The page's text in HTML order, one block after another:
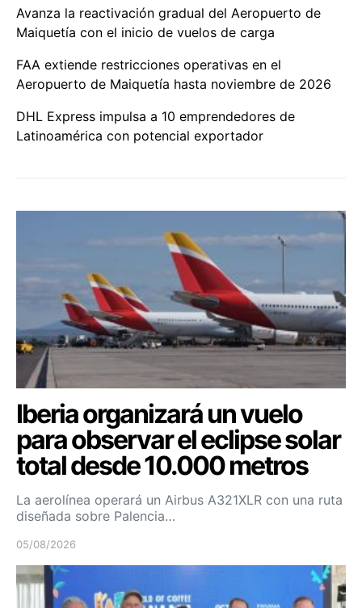
Avanza la reactivación gradual del Aeropuerto de
Maiquetía con el inicio de vuelos de carga
FAA extiende restricciones operativas en el
Aeropuerto de Maiquetía hasta noviembre de 2026
DHL Express impulsa a 10 emprendedores de
Latinoamérica con potencial exportador
Iberia organizará un vuelo
para observar el eclipse solar
total desde 10.000 metros
La aerolínea operará un Airbus A321XLR con una ruta
diseñada sobre Palencia…
05/08/2026